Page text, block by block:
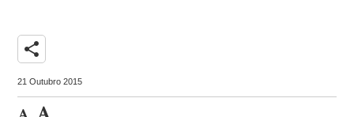
share
21 Outubro 2015